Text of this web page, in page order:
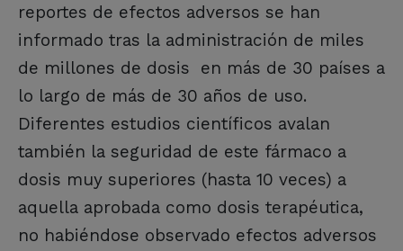
reportes de efectos adversos se han
informado tras la administración de miles
de millones de dosis en más de 30 países a
lo largo de más de 30 años de uso.
Diferentes estudios científicos avalan
también la seguridad de este fármaco a
dosis muy superiores (hasta 10 veces) a
aquella aprobada como dosis terapéutica,
no habiéndose observado efectos adversos